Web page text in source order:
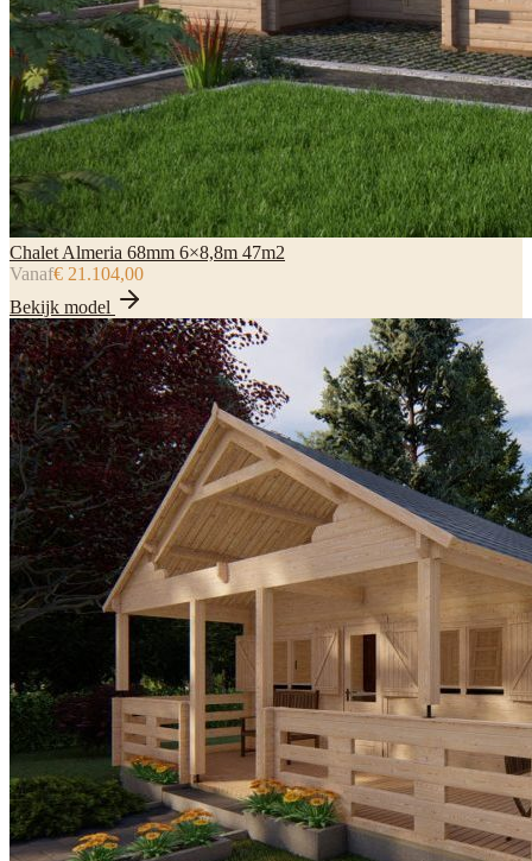
Chalet Almeria 68mm 6×8,8m 47m2
Vanaf€ 21.104,00
Bekijk model